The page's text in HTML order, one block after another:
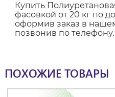
Купить
фасовкой от 20 кг по
оформив заказ в
позвонив по телефону.
ПОХОЖИЕ ТОВАРЫ